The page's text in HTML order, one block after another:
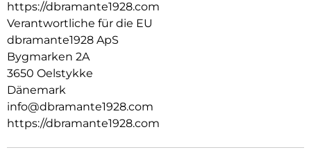
https://dbramante1928.com
Verantwortliche für die EU
dbramante1928 ApS
Bygmarken 2A
3650 Oelstykke
Dänemark
info@dbramante1928.com
https://dbramante1928.com